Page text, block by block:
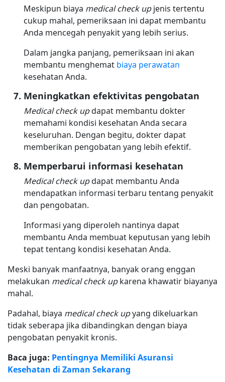
Meskipun biaya medical check upjenis tertentu
cukup mahal, pemeriksaan ini dapat membantu
Anda mencegah penyakit yang lebih serius.
Dalam jangka panjang, pemeriksaan ini akan
membantu menghemat biaya perawatan
kesehatan Anda.
Meningkatkan efektivitas pengobatan
Medical check updapat membantu dokter
memahami kondisi kesehatan Anda secara
keseluruhan. Dengan begitu, dokter dapat
memberikan pengobatan yang lebih efektif.
Memperbarui informasi kesehatan
Medical check updapat membantu Anda
mendapatkan informasi terbaru tentang penyakit
dan pengobatan.
Informasi yang diperoleh nantinya dapat
membantu Anda membuat keputusan yang lebih
tepat tentang kondisi kesehatan Anda.
Meski banyak manfaatnya, banyak orang enggan
melakukan medical check upkarena khawatir biayanya
mahal.
Padahal, biaya medical check upyang dikeluarkan
tidak seberapa jika dibandingkan dengan biaya
pengobatan penyakit kronis.
Baca juga: Pentingnya Memiliki Asuransi
Kesehatan di Zaman Sekarang